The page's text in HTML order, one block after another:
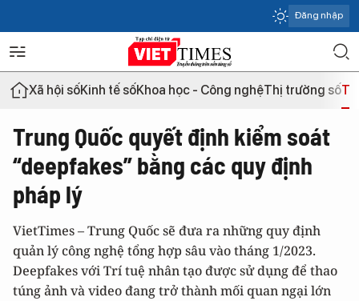
Đăng nhập
Xã hội sốKinh tế sốKhoa học - Công nghệThị trường số
Trung Quốc quyết định kiểm soát
“deepfakes” bằng các quy định
pháp lý
VietTimes – Trung Quốc sẽ đưa ra những quy định
quản lý công nghệ tổng hợp sâu vào tháng 1/2023.
Deepfakes với Trí tuệ nhân tạo được sử dụng để thao
túng ảnh và video đang trở thành mối quan ngại lớn